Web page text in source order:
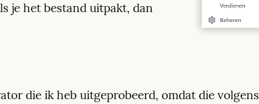
je het bestand uitpakt, dan
die ik heb uitgeprobeerd, omdat die volgens